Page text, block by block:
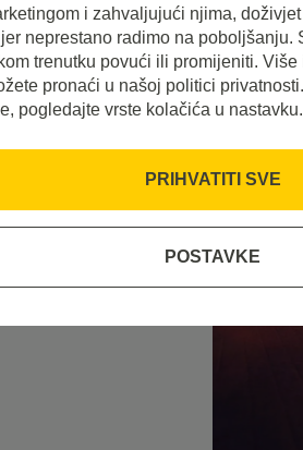
i zahvaljujući njima,
neprestano radimo na poboljšanju.
trenutku povući ili promijeniti.
pronaći u našoj politici
pogledajte vrste kolačića u nastavku.
PRIHVATITI SVE
POSTAVKE